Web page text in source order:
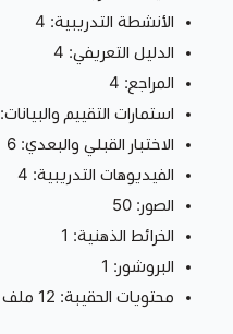
الأنشطة التدريبية: 4
الدليل التعريفي: 4
المراجع: 4
استمارات التقييم والبيانات: 6
الاختبار القبلي والبعدي: 6
الفيديوهات التدريبية: 4
الصور: 50
الخرائط الذهنية: 1
البروشور: 1
محتويات الحقيبة: 12 ملف